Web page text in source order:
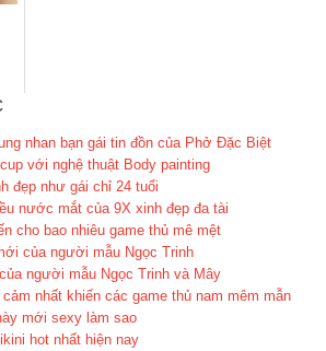
nhan bạn gái tin đồn của Phở Đặc Biệt
với nghệ thuật Body painting
đẹp như gái chỉ 24 tuổi
nước mắt của 9X xinh đẹp đa tài
cho bao nhiêu game thủ mê mệt
của người mẫu Ngọc Trinh
người mẫu Ngọc Trinh và Mây
nhất khiến các game thủ nam mêm mẫn
mới sexy làm sao
hot nhất hiện nay